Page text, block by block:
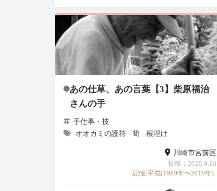
あの仕草、あの言葉【3】柴原福治
さんの手
手仕事・技
オオカミの護符
筍 根埋け
川崎市宮前区
投稿：2020.9.16
記憶:平成(1989年〜2019年)